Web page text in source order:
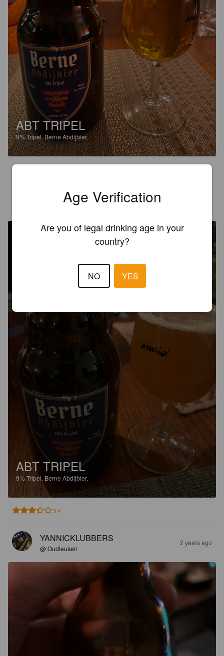
ABT TRIPEL
9%Tripel.Berne Abdijbier.
ZTAL SCHWARZES
ABT TRIPEL
9%Tripel. Berne Abdijbier.
3.4
YANNICKLUBBERS
@ Oudleusen
2 years ago
Age Verification
Are you of legal drinking age in your
country?
NO YES